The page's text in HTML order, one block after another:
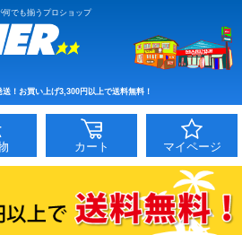
でも揃うプロショップ
！お買い上げ3,300円以上で送料無料！
カート マイページ